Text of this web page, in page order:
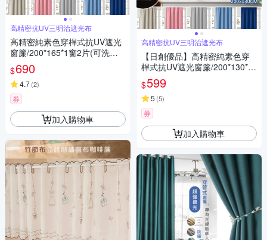
高精密抗UV三明治遮光布
高精密純素色穿桿式抗UV遮光
窗簾/200*165*1窗2片(可洗衣
機洗/窗簾/拉簾/風水簾/門簾)
$690
4.7(2)
券
加入購物車
高精密抗UV三明治遮光布
【日創優品】高精密純素色穿
桿式抗UV遮光窗簾/200*130*1
窗2片(可洗衣機洗/窗簾/拉簾/風
水簾/門簾) 售價599元
$599
5 (5)
券
加入購物車